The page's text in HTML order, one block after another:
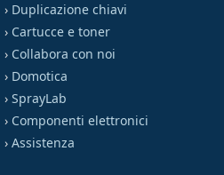
› Duplicazione chiavi
› Cartucce e toner
› Collabora con noi
› Domotica
› SprayLab
› Componenti elettronici
› Assistenza